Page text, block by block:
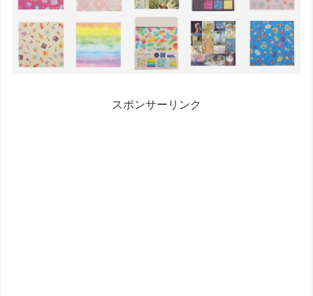
スポンサーリンク